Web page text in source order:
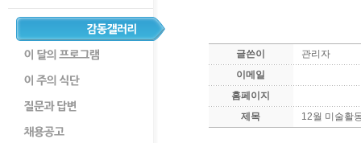
병원둘
부서
찾아오
글쓴이
관리자
이메일
홈페이지
제목
12월 미술활